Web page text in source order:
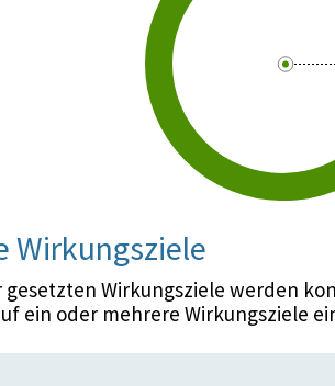
Wirkungsziele
gesetzten Wirkungsziele werden
ein oder mehrere Wirkungsziele